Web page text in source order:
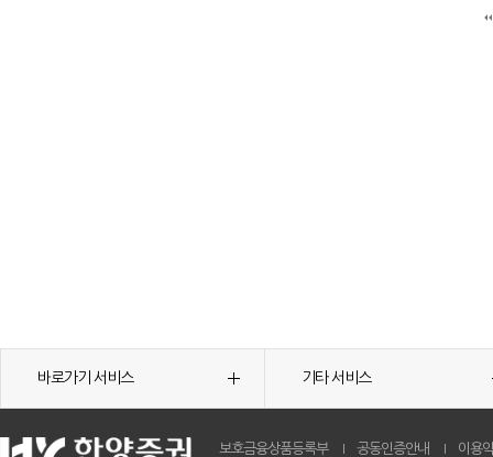
바로가기 서비스 기타 서비스
보호금융상품등록부 공동인증안내 이용